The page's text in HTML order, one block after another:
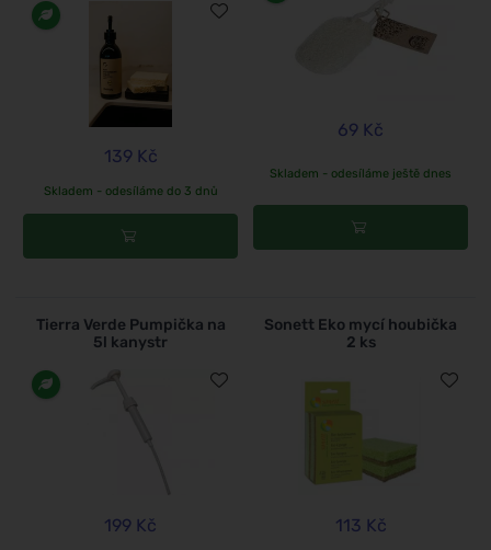
139 Kč
Skladem - odesíláme do 3 dnů
69 Kč
Skladem - odesíláme ještě dnes
Tierra Verde Pumpička na
5l kanystr
199 Kč
Sonett Eko mycí houbička
2 ks
113 Kč